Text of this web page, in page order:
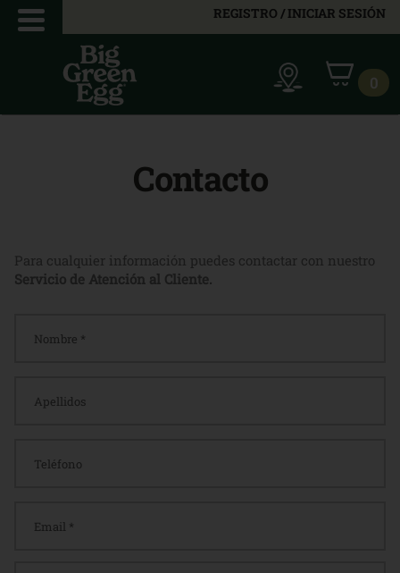
REGISTRO / INICIAR SESIÓN
0
Contacto
Para cualquier información puedes contactar con nuestro
Servicio de Atención al Cliente.